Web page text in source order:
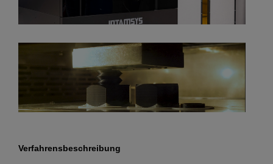
Verfahrensbeschreibung